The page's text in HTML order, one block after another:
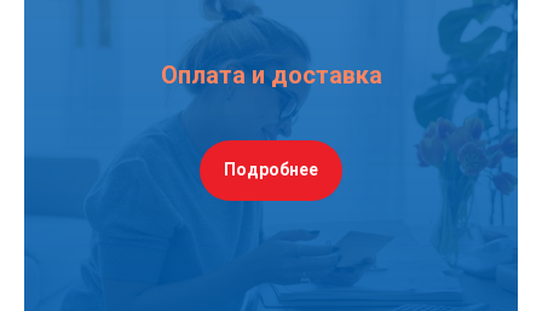
Оплата и доставка
Подробнее